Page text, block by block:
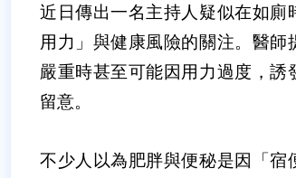
近日傳出一名主持人疑似在如
用力」與健康風險的關注。醫師
嚴重時甚至可能因用力過度，
留意。
不少人以為肥胖與便秘是因「